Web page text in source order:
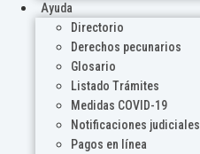
Ayuda
Directorio
Derechos pecunarios
Glosario
Listado Trámites
Medidas COVID-19
Notificaciones judiciales
Pagos en línea